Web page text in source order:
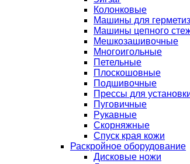
Колонковые
Машины для
Машины цепного
Мешкозашивочные
Многоигольные
Петельные
Плоскошовные
Подшивочные
Прессы для
Пуговичные
Рукавные
Скорняжные
Спуск края кожи
Раскройное оборудование
Дисковые ножи